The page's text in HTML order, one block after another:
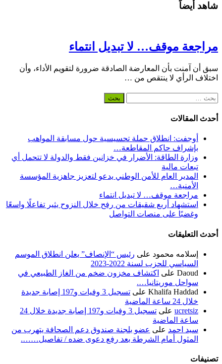
شاهد أيضاً
مراجعة موقف… لا تبديل انتماء
سبق أن آمنت بأن المعارضة الصادقة ضرورة لتقويم الأداء، وأن
اختلاف الرأي لا ينتقص من …
البحث
أحدث المقالات
أوجفت: انطلاق حملة تحسيسية حول مسابقة المواهب
بإشراف حاكم المقاطعة…
وزارة الطاقة: الأضرار في خزانين فقط والدولة لا تتحمل أي
تبعات مالية
المدير العام للأمن الوطني يدعو لتعزيز جاهزية المؤسسة
الأمنية…
مراجعة موقف… لا تبديل انتماء
استشهاد أربع شقيقات من رفح خلال النزوح يثير تفاعلًا واسعًا
وغضبًا على منصات التواصل
أحدث التعليقات
إسلامه محمود على رئيس “الإنصاف” يعلن انطلاق الموسم
السياسي للحزب لسنة 2022-2023
Daoud على اكتشاف مخزون ضخم من الغاز الطبيعي في
سواحل موريتانيا….
Khalifa Haddad على
تسجيل 3 وفيات و197 إصابة جديدة
خلال 24 ساعة الماضية
ucretsiz على
تسجيل 3 وفيات و197 إصابة جديدة خلال 24
ساعة الماضية
سيد احمد على عضو بلجنة صندوق دعم الصحافة يتهرب من
المثول أمام الشرطة بعد رفع دعوى ضده / تفاصيل…….
تصنيفات